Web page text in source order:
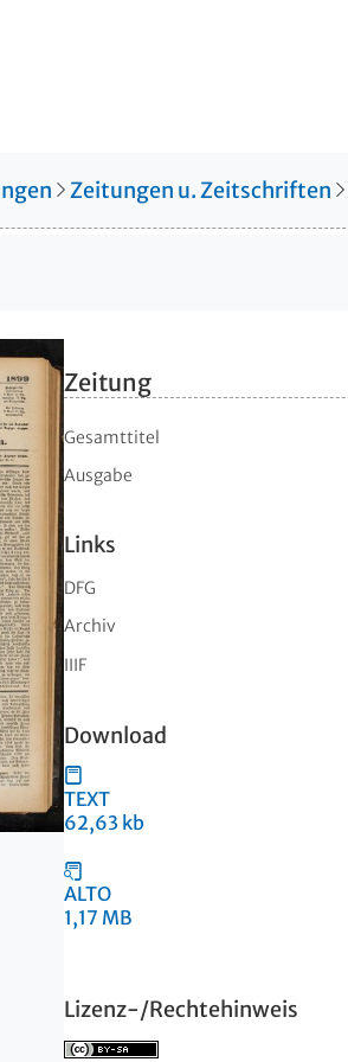
Zeitungen u. Zeitschriften
Zeitung
Gesamttitel
Ausgabe
Links
DFG
Archiv
IIIF
Download
TEXT
62,63 kb
ALTO
1,17 MB
Lizenz-/Rechtehinweis